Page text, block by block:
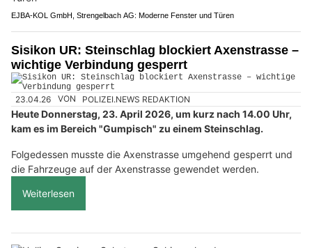
EJBA-KOL GmbH, Strengelbach AG: Moderne Fenster und Türen
Sisikon UR: Steinschlag blockiert Axenstrasse –
wichtige Verbindung gesperrt
23.04.26 VON POLIZEI.NEWS REDAKTION
Heute Donnerstag, 23. April 2026, um kurz nach 14.00 Uhr,
kam es im Bereich "Gumpisch" zu einem Steinschlag.
Folgedessen musste die Axenstrasse umgehend gesperrt und
die Fahrzeuge auf der Axenstrasse gewendet werden.
Weiterlesen